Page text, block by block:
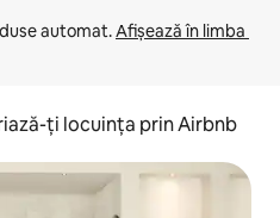
automat. Afișează în limba
ți locuința prin Airbnb